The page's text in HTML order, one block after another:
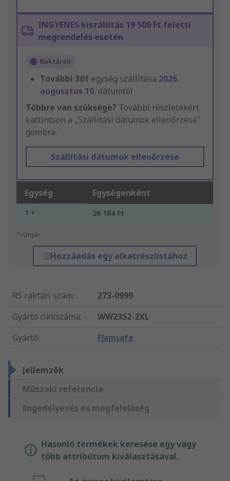
INGYENES kiszállítás 19 500 Ft feletti
megrendelés esetén
Raktáron
További 301 egység szállítása 2026.
augusztus 10. dátumtól
Többre van szüksége? További részletekért
kattintson a „Szállítási dátumok ellenőrzése”
gombra.
Szállítási dátumok ellenőrzése
Egység Egységenként
1 + 26 184 Ft
*irányár
Hozzáadás egy alkatrészlistához
RS raktári szám:
273-0999
Gyártó cikkszáma:
WW2352-2XL
Gyártó: Flamsafe
Jellemzők
Műszaki referencia
Engedélyezés és megfelelőség
Hasonló termékek keresése egy vagy
több attribútum kiválasztásával.